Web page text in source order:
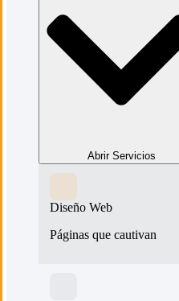
Abrir Servicios
Diseño Web
Páginas que cautivan